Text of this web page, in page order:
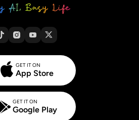
GET IT ON
App Store
GET IT ON
Google Play